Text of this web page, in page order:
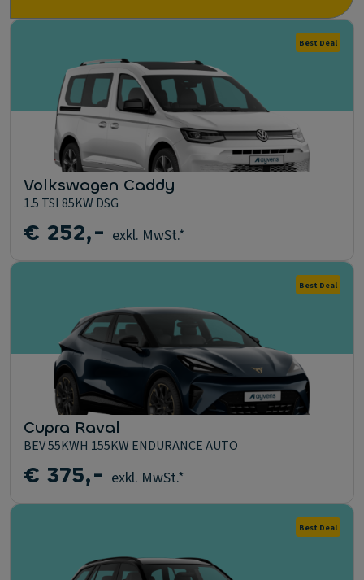
Best Deal
Volkswagen Caddy
1.5 TSI 85KW DSG
€ 252,- exkl. MwSt.*
Best Deal
Cupra Raval
BEV 55KWH 155KW ENDURANCE AUTO
€ 375,- exkl. MwSt.*
Best Deal